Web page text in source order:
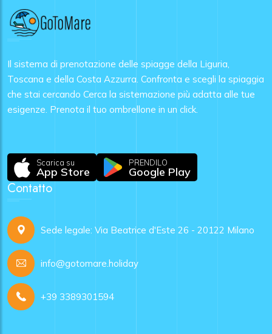
Il sistema di prenotazione delle spiagge della Liguria,
Toscana e della Costa Azzurra. Confronta e scegli la spiaggia
che stai cercando Cerca la sistemazione più adatta alle tue
esigenze. Prenota il tuo ombrellone in un click.
Scarica su
App Store
PRENDILO
Google Play
Contatto
Sede legale: Via Beatrice d'Este 26 - 20122 Milano
info@gotomare.holiday
+39 3389301594